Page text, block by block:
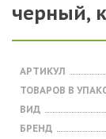
черный,
АРТИКУЛ
ТОВАРОВ В
ВИД
БРЕНД